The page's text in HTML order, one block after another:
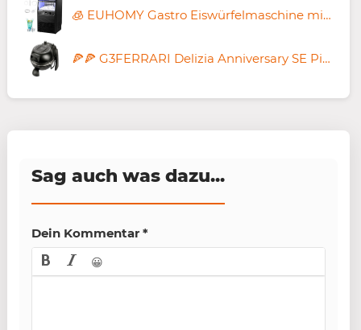
🧊 EUHOMY Gastro Eiswürfelmaschine mit 36 Eiswürfel in 11 Min. für 169,99€ (statt 250€)
🍕🍕 G3FERRARI Delizia Anniversary SE Pizzaofen 32cm für 77€ (statt 95€)
Sag auch was dazu...
Dein Kommentar *
😀